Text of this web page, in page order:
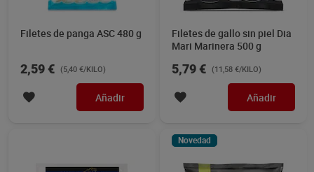
Filetes de panga ASC 480 g
2,59 € (5,40 €/KILO)
Añadir
Filetes de gallo sin piel Dia
Mari Marinera 500 g
5,79 € (11,58 €/KILO)
Añadir
Novedad